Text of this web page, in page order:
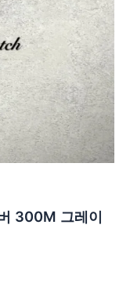
300M 그레이